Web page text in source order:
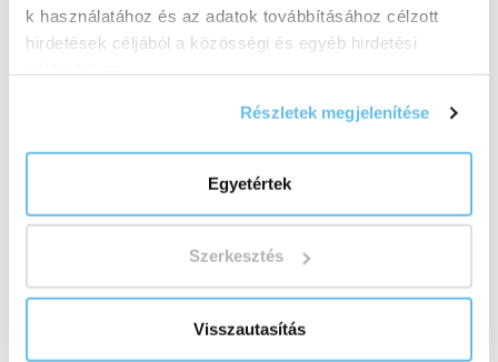
k használatához és az adatok továbbításához célzott
hirdetések céljából a közösségi és egyéb hirdetési
Részletek megjelenítése
Egyetértek
Szerkesztés
Visszautasítás
rizóma)
Bai shao(Paeonia alba radix– Kerti bazsarózsa,
Fu ling(Wolfiporia extensa sclerotium–
Kókuszpóréhagyma, termőtest)
Zingiber officinale rhizoma